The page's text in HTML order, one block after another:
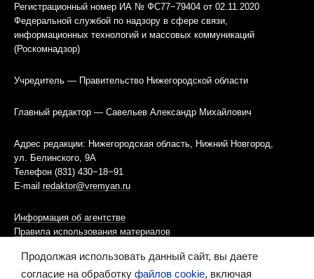
Регистрационный номер ИА № ФС77−79404 от 02.11.2020
Федеральной службой по надзору в сфере связи,
информационных технологий и массовых коммуникаций
(Роскомнадзор)
Учредитель — Правительство Нижегородской области
Главный редактор — Савельев Александр Михайлович
Адрес редакции: Нижегородская область, Нижний Новгород,
ул. Белинского, 9А
Телефон (831) 430−18−91
E-mail redaktor@vremyan.ru
Информация об агентстве
Правила использования материалов
Информационная политика использования «cookies»-файлов
Продолжая использовать данный сайт, вы даете
согласие на обработку файлов cookie, включая